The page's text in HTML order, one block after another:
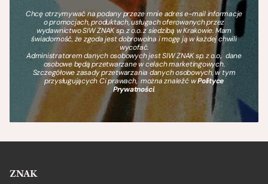
Chcę otrzymywać na podany przeze mnie adres e-mail informacje
o promocjach, produktach, usługach oferowanych przez
wydawnictwo SIW ZNAK sp. z o.o. z siedzibą w Krakowie. Mam
świadomość, że zgoda jest dobrowolna i mogę ją w każdej chwili
wycofać.
Administratorem danych osobowych jest SIW ZNAK sp. z o.o., dane
osobowe będą przetwarzane w celach marketingowych.
Szczegółowe zasady przetwarzania danych osobowych, w tym
przysługujących Ci prawach, można znaleźć wPolityce
Prywatności.
ZNAK